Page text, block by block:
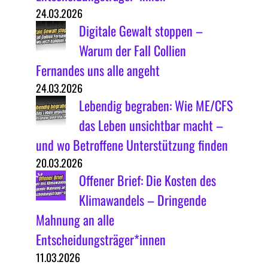
24.03.2026
Digitale Gewalt stoppen –
Warum der Fall Collien
Fernandes uns alle angeht
24.03.2026
Lebendig begraben: Wie ME/CFS
das Leben unsichtbar macht –
und wo Betroffene Unterstützung finden
20.03.2026
Offener Brief: Die Kosten des
Klimawandels – Dringende
Mahnung an alle
Entscheidungsträger*innen
11.03.2026